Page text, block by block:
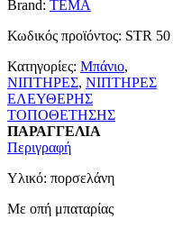
Brand: TEMA
Κωδικός προϊόντος: STR 50
Κατηγορίες: Μπάνιο,
ΝΙΠΤΗΡΕΣ, ΝΙΠΤΗΡΕΣ
ΕΛΕΥΘΕΡΗΣ
ΤΟΠΟΘΕΤΗΣΗΣ
ΠΑΡΑΓΓΕΛΙΑ
Περιγραφή
Υλικό: πορσελάνη
Με οπή μπαταρίας